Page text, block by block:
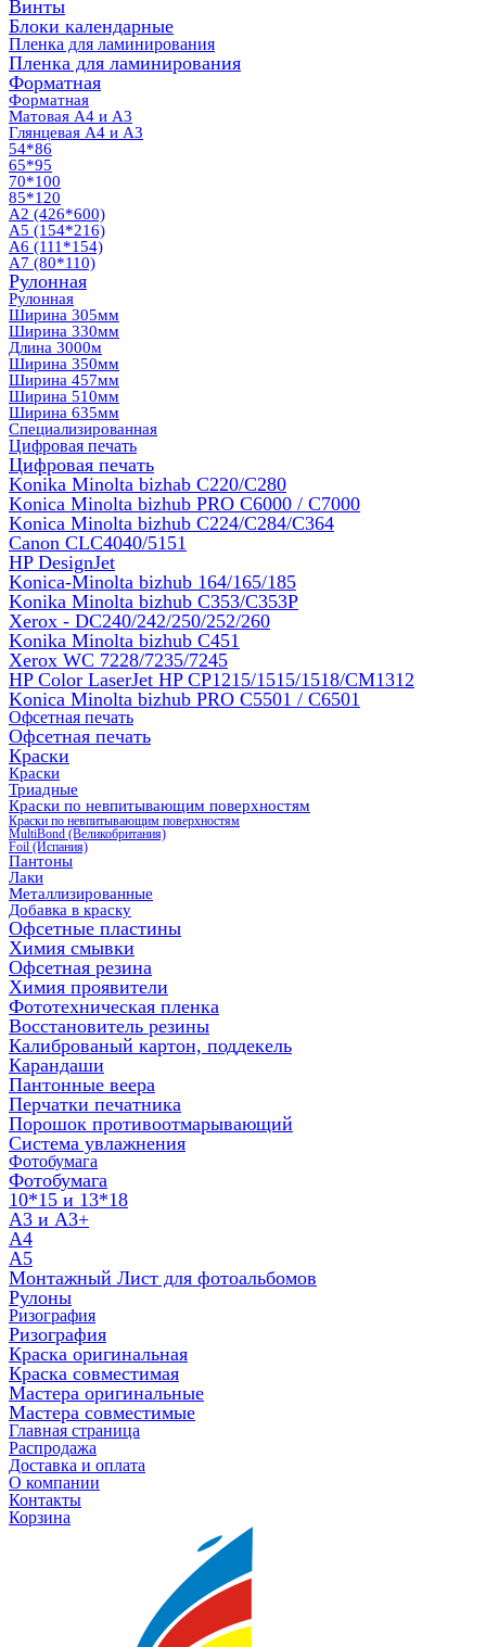
Винты
Блоки календарные
Пленка для ламинирования
Пленка для ламинирования
Форматная
Форматная
Матовая А4 и А3
Глянцевая А4 и А3
54*86
65*95
70*100
85*120
А2 (426*600)
А5 (154*216)
А6 (111*154)
А7 (80*110)
Рулонная
Рулонная
Ширина 305мм
Ширина 330мм
Длина 3000м
Ширина 350мм
Ширина 457мм
Ширина 510мм
Ширина 635мм
Специализированная
Цифровая печать
Цифровая печать
Konika Minolta bizhab C220/C280
Konica Minolta bizhub PRO C6000 / C7000
Konica Minolta bizhub С224/С284/С364
Canon CLC4040/5151
HP DesignJet
Konica-Minolta bizhub 164/165/185
Konika Minolta bizhub C353/C353Р
Xerox - DC240/242/250/252/260
Konika Minolta bizhub C451
Xerox WC 7228/7235/7245
HP Color LaserJet HP CP1215/1515/1518/CM1312
Konica Minolta bizhub PRO С5501 / С6501
Офсетная печать
Офсетная печать
Краски
Краски
Триадные
Краски по невпитывающим поверхностям
Краски по невпитывающим поверхностям
MultiBond (Великобритания)
Foil (Испания)
Пантоны
Лаки
Металлизированные
Добавка в краску
Офсетные пластины
Химия смывки
Офсетная резина
Химия проявители
Фототехническая пленка
Восстановитель резины
Калиброваный картон, поддекель
Карандаши
Пантонные веера
Перчатки печатника
Порошок противоотмарывающий
Система увлажнения
Фотобумага
Фотобумага
10*15 и 13*18
A3 и А3+
А4
А5
Монтажный Лист для фотоальбомов
Рулоны
Ризография
Ризография
Краска оригинальная
Краска совместимая
Мастера оригинальные
Мастера совместимые
Главная страница
Распродажа
Доставка и оплата
О компании
Контакты
Корзина